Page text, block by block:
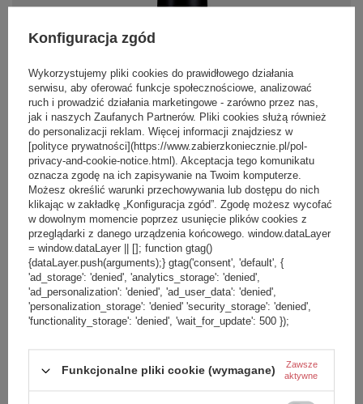
Kubek termiczny Contigo Pinnacle
300ml -Matte Black
Najniższa cena produktu w okresie
30 dni przed wprowadzeniem
obniżki:119,99 zł
Cena regularna:149,99 zł
PROMOCJA PRZECENA
Najniższa cena produktu w okresie
30 dni przed wprowadzeniem
+ Dodaj do porównania
Konfiguracja zgód
Wykorzystujemy pliki cookies do prawidłowego działania
serwisu, aby oferować funkcje społecznościowe, analizować
ruch i prowadzić działania marketingowe - zarówno przez nas,
jak i naszych Zaufanych Partnerów. Pliki cookies służą również
do personalizacji reklam. Więcej informacji znajdziesz w
[polityce prywatności](https://www.zabierzkoniecznie.pl/pol-
privacy-and-cookie-notice.html). Akceptacja tego komunikatu
oznacza zgodę na ich zapisywanie na Twoim komputerze.
Możesz określić warunki przechowywania lub dostępu do nich
klikając w zakładkę „Konfiguracja zgód”. Zgodę możesz wycofać
w dowolnym momencie poprzez usunięcie plików cookies z
przeglądarki z danego urządzenia końcowego. window.dataLayer
= window.dataLayer || []; function gtag()
{dataLayer.push(arguments);} gtag('consent', 'default', {
'ad_storage': 'denied', 'analytics_storage': 'denied',
'ad_personalization': 'denied', 'ad_user_data': 'denied',
'personalization_storage': 'denied' 'security_storage': 'denied',
'functionality_storage': 'denied', 'wait_for_update': 500 });
Funkcjonalne pliki cookie (wymagane)
Zawsze
aktywne